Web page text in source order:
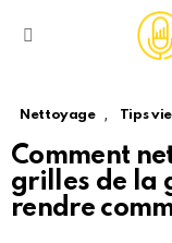
Nettoyage , Tips
Comment
grilles de la
rendre